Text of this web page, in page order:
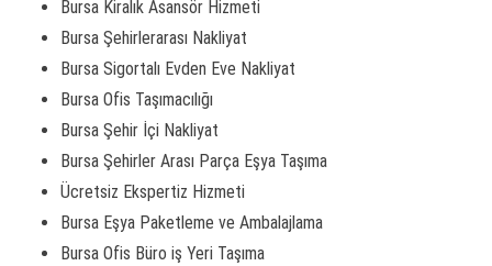
Bursa Kiralık Asansör Hizmeti
Bursa Şehirlerarası Nakliyat
Bursa Sigortalı Evden Eve Nakliyat
Bursa Ofis Taşımacılığı
Bursa Şehir İçi Nakliyat
Bursa Şehirler Arası Parça Eşya Taşıma
Ücretsiz Ekspertiz Hizmeti
Bursa Eşya Paketleme ve Ambalajlama
Bursa Ofis Büro iş Yeri Taşıma